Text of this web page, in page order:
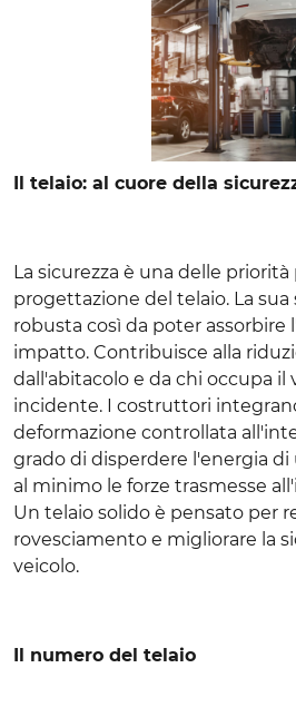
Il telaio: al cuore della
La sicurezza è una delle
progettazione del telaio. La
robusta così da poter assorbire
impatto. Contribuisce alla
dall'abitacolo e da chi occupa il
incidente. I costruttori
deformazione controllata
grado di disperdere l'energia
al minimo le forze trasmesse
Un telaio solido è pensato per
rovesciamento e migliorare la
veicolo.
Il numero del telaio